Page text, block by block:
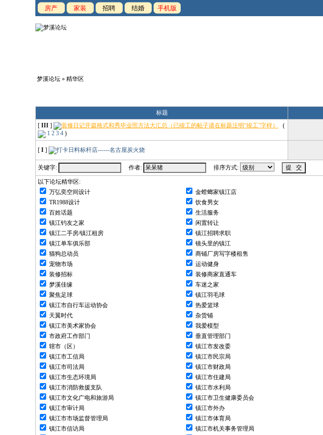
房产 家装 招聘 结婚 手机版
梦溪论坛 » 精华区
标题
[ III ] 装修日记开篇格式和秀毕业照方法大汇总（已竣工的帖子请在标题注明“竣工”字样）
(
1 2 3 4 )
[ I ] 打卡日料标杆店------名古屋炭火烧
关键字: 作者: 排序方式:
以下论坛精华区:
万弘奕空间设计
金螳螂家镇江店
TR1988设计
饮食男女
百姓话题
生活服务
镇江钓友之家
闲置转让
镇江二手房/镇江租房
镇江招聘求职
镇江单车俱乐部
镜头里的镇江
猫狗总动员
商铺厂房写字楼租售
宠物市场
运动健身
装修招标
装修商家直通车
梦溪佳缘
车迷之家
聚焦足球
镇江羽毛球
镇江市自行车运动协会
热爱篮球
天翼时代
杂货铺
镇江市美术家协会
我爱模型
市政府工作部门
垂直管理部门
辖市（区）
镇江市发改委
镇江市工信局
镇江市民宗局
镇江市司法局
镇江市财政局
镇江市生态环境局
镇江市住建局
镇江市消防救援支队
镇江市水利局
镇江市文化广电和旅游局
镇江市卫生健康委员会
镇江市审计局
镇江市外办
镇江市市场监督管理局
镇江市体育局
镇江市信访局
镇江市机关事务管理局